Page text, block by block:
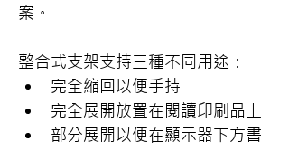
案。
整合式支架支持三種不同用途：
完全縮回以便手持
完全展開放置在閱讀印刷品上
部分展開以便在顯示器下方書